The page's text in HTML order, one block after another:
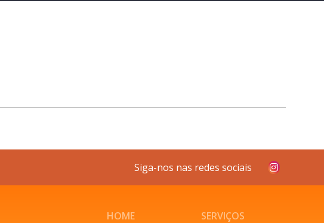
Siga-nos nas redes sociais
HOME
SERVIÇOS